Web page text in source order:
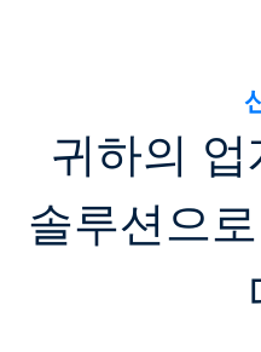
귀하의 업
솔루션으